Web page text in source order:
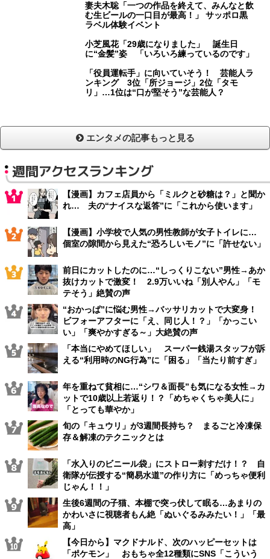
妻夫木聡「一つの作品を終えて、みんなと飲
む生ビールの一口目が最高！」 サッポロ黒
ラベル体験イベント
小芝風花「29歳になりました」 誕生日
に“金髪”姿 「いろいろ練っているのです」
「役員運転手」に向いていそう！ 芸能人ラ
ンキング 3位「所ジョージ」2位「タモ
リ」…1位は“口が堅そう”な芸能人？
エンタメの記事もっと見る
週間アクセスランキング
【漫画】カフェ店員から「ミルクと砂糖は？」と聞か
れ… 夫の“ナイスな返答”に「これから使います」
【漫画】小学校で人気の男性教師が女子トイレに…
個室の隙間から見えた“恐ろしいモノ”に「許せない」
前日にカットしたのに…“しっくりこない”男性→あか
抜けカットで激変！ 2.9万いいね「別人やん」「モ
テそう」絶賛の声
“おかっぱ”に悩む男性→バッサリカットで大変身！
ビフォーアフターに「え、同じ人！？」「かっこい
い」「爽やかすぎる～」大絶賛の声
「本当にやめてほしい」 スーパー銭湯スタッフが訴
える“利用時のNG行為”に「困る」「当たり前すぎ」
年を重ねて貧相に…“シワ＆面長”も気になる女性→カ
ットで10歳以上若返り！？「めちゃくちゃ美人に」
「とっても華やか」
旬の「キュウリ」が3週間長持ち？ まるごと冷凍保
存＆解凍のテクニックとは
「水入りのビニール袋」にストロー刺すだけ！？ 自
衛隊が伝授する“簡易水道”の作り方に「めっちゃ便利
じゃん！！」
生後6週間の子猫、本棚で突っ伏して眠る…あまりの
かわいさに視聴者もん絶「ぬいぐるみみたい！」「最
高」
【今日から】マクドナルド、次のハッピーセットは
「ポケモン」 おもちゃ全12種類にSNS「こういう